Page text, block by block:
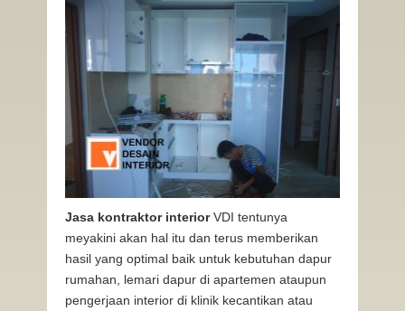
Jasa kontraktor interiorVDI tentunya
meyakini akan hal itu dan terus memberikan
hasil yang optimal baik untuk kebutuhan dapur
rumahan, lemari dapur di apartemen ataupun
pengerjaan interior di klinik kecantikan atau